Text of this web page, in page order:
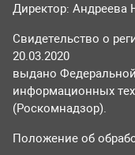
Директор: Андреева
Свидетельство о
20.03.2020
выдано
информационных
(Роскомнадзор).
Положение об